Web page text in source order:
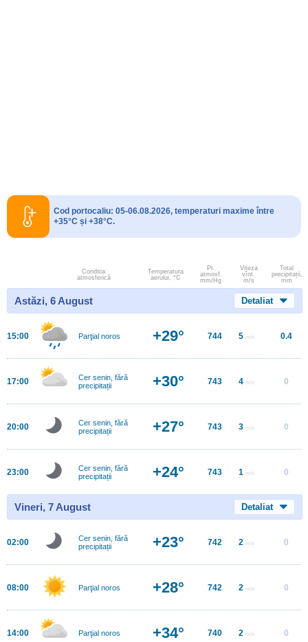
Cod portocaliu: 05-06.08.2026, temperaturi maxime între
+35°C și +38°C.
Conditia
atmosferică
Temperatura
aerului, °C
Pr.
atmosf.
mm/Hg
Viteza
vînt.
m/s
Total
precipitații,
mm
Astăzi, 6 August Detaliat
15:00 Parţial noros +29° 744 5 m/s 0.4
17:00
Cer senin, fără
precipitații
+30° 743 4 m/s 0
20:00
Cer senin, fără
precipitații
+27° 743 3 m/s 0
23:00
Cer senin, fără
precipitații
+24° 743 1 m/s 0
Vineri, 7 August Detaliat
02:00
Cer senin, fără
precipitații
+23° 742 2 m/s 0
08:00 Parţial noros +28° 742 2 m/s 0
14:00 Parţial noros +34° 740 2 m/s 0